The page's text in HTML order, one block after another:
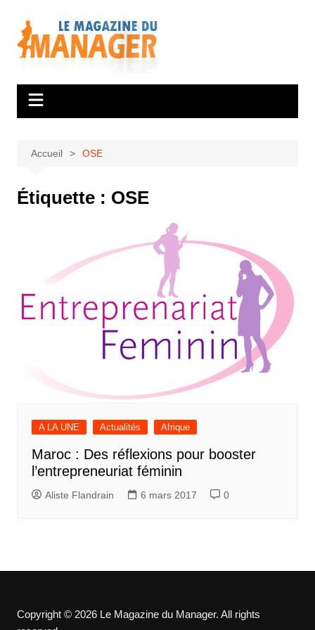
contenu
Accueil OSE
Étiquette : OSE
A LA UNE Actualités Afrique
Maroc : Des réflexions pour booster
l’entrepreneuriat féminin
Aliste Flandrain 6 mars 2017 0
Copyright © 2026 Le Magazine du Manager. All rights